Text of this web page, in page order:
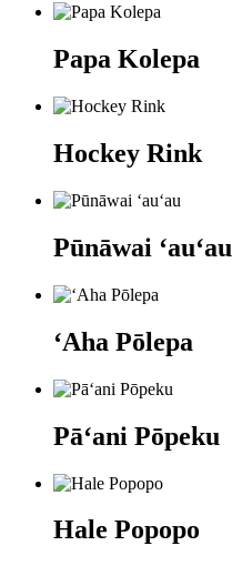
Papa Kolepa
Hockey Rink
Pūnāwai ʻauʻau
ʻAha Pōlepa
Pāʻani Pōpeku
Hale Popopo